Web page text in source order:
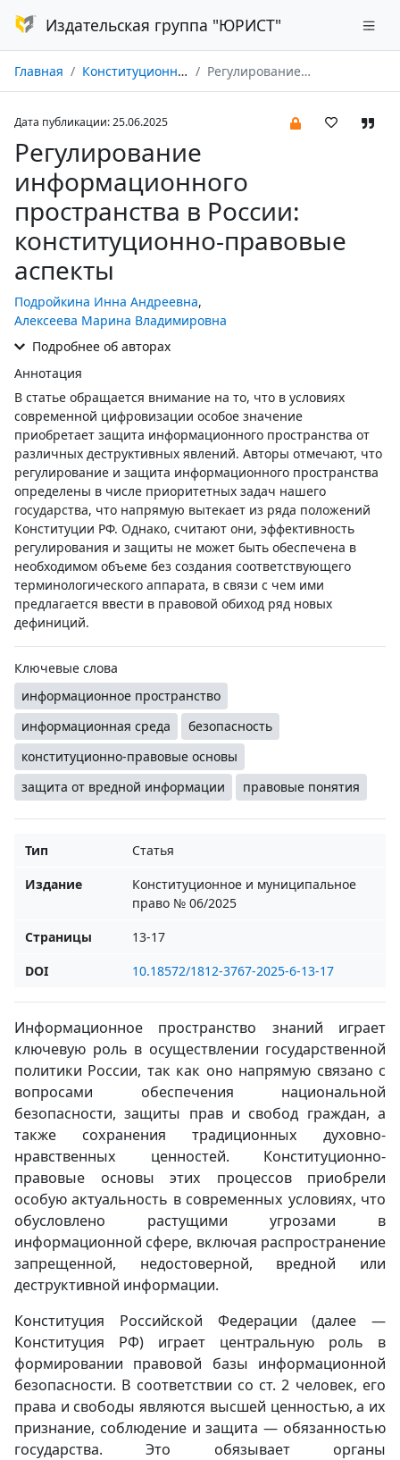
Издательская группа "ЮРИСТ"
Главная Конституционное и муниципальное право № 06/2025 Регулирование информационного пространства в России: конституционно-правовые аспекты
Дата публикации: 25.06.2025
Регулирование
информационного
пространства в России:
конституционно-правовые
аспекты
Подройкина Инна Андреевна,
Алексеева Марина Владимировна
Подробнее об авторах
Аннотация
В статье обращается внимание на то, что в условиях
современной цифровизации особое значение
приобретает защита информационного пространства от
различных деструктивных явлений. Авторы отмечают, что
регулирование и защита информационного пространства
определены в числе приоритетных задач нашего
государства, что напрямую вытекает из ряда положений
Конституции РФ. Однако, считают они, эффективность
регулирования и защиты не может быть обеспечена в
необходимом объеме без создания соответствующего
терминологического аппарата, в связи с чем ими
предлагается ввести в правовой обиход ряд новых
дефиниций.
Ключевые слова
информационное пространство
информационная среда
безопасность
конституционно-правовые основы
защита от вредной информации
правовые понятия
Тип
Статья
Издание
Конституционное и муниципальное
право № 06/2025
Страницы
13-17
DOI
10.18572/1812-3767-2025-6-13-17
Информационное пространство знаний играет
ключевую роль в осуществлении государственной
политики России, так как оно напрямую связано с
вопросами обеспечения национальной
безопасности, защиты прав и свобод граждан, а
также сохранения традиционных духовно-
нравственных ценностей. Конституционно-
правовые основы этих процессов приобрели
особую актуальность в современных условиях, что
обусловлено растущими угрозами в
информационной сфере, включая распространение
запрещенной, недостоверной, вредной или
деструктивной информации.
Конституция Российской Федерации (далее —
Конституция РФ) играет центральную роль в
формировании правовой базы информационной
безопасности. В соответствии со ст. 2 человек, его
права и свободы являются высшей ценностью, а их
признание, соблюдение и защита — обязанностью
государства. Это обязывает органы